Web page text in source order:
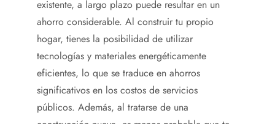
existente, a largo plazo puede resultar en un
ahorro considerable. Al construir tu propio
hogar, tienes la posibilidad de utilizar
tecnologías y materiales energéticamente
eficientes, lo que se traduce en ahorros
significativos en los costos de servicios
públicos. Además, al tratarse de una